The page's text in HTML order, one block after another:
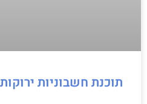
תוכנת חשבוניות ירוקות